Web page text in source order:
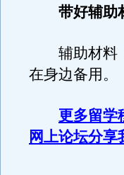
带好辅助
辅助材料（
在身边备用
更多留学
网上论坛分享